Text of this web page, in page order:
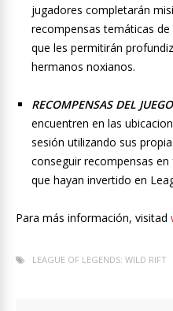
jugadores completarán
recompensas temáticas
que les permitirán
hermanos noxianos.
RECOMPENSAS DEL
encuentren en las
sesión utilizando sus
conseguir recompensas
que hayan invertido en
Para más información, visitad
LEAGUE OF LEGENDS: WILD RIFT